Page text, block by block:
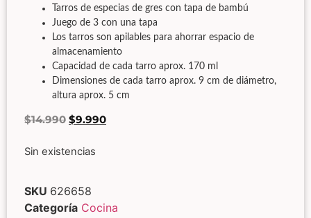
Tarros de especias de gres con tapa de bambú
Juego de 3 con una tapa
Los tarros son apilables para ahorrar espacio de
almacenamiento
Capacidad de cada tarro aprox. 170 ml
Dimensiones de cada tarro aprox. 9 cm de diámetro,
altura aprox. 5 cm
$14.990 $9.990
Sin existencias
SKU 626658
Categoría Cocina